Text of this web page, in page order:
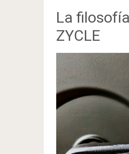
La
ZYCLE